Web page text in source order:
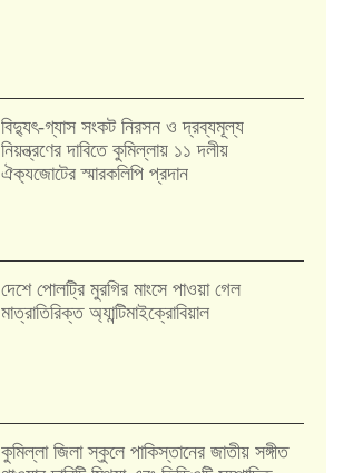
‎বিদ্যুৎ-গ্যাস সংকট নিরসন ও দ্রব্যমূল্য
নিয়ন্ত্রণের দাবিতে কুমিল্লায় ১১ দলীয়
ঐক‍্যজোটের স্মারকলিপি প্রদান
দেশে পোলট্রি মুরগির মাংসে পাওয়া গেল
মাত্রাতিরিক্ত অ্যান্টিমাইক্রোবিয়াল
কুমিল্লা জিলা স্কুলে পাকিস্তানের জাতীয় সঙ্গীত